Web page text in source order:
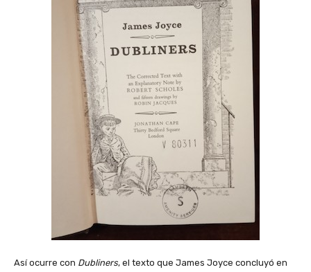
Así ocurre con Dubliners, el texto que James Joyce concluyó en